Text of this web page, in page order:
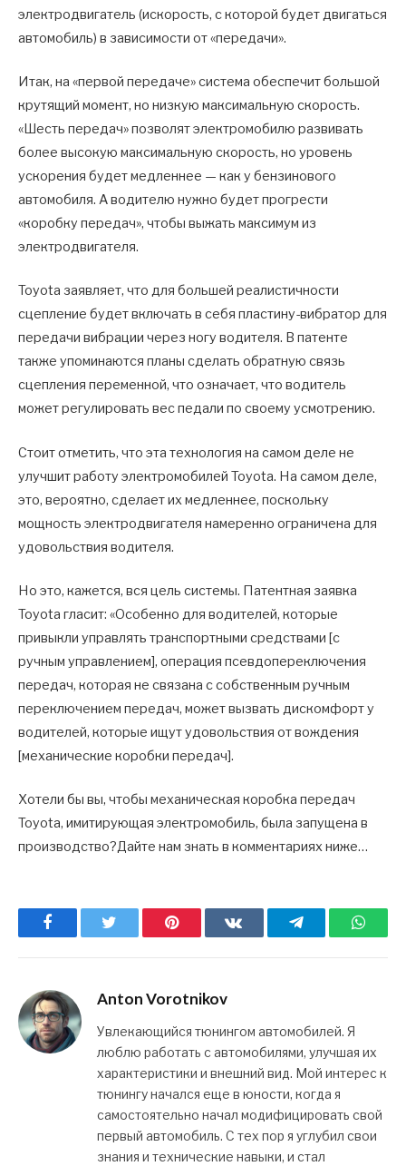
электродвигатель (искорость, с которой будет двигаться
автомобиль) в зависимости от «передачи».
Итак, на «первой передаче» система обеспечит большой
крутящий момент, но низкую максимальную скорость.
«Шесть передач» позволят электромобилю развивать
более высокую максимальную скорость, но уровень
ускорения будет медленнее — как у бензинового
автомобиля. А водителю нужно будет прогрести
«коробку передач», чтобы выжать максимум из
электродвигателя.
Toyota заявляет, что для большей реалистичности
сцепление будет включать в себя пластину-вибратор для
передачи вибрации через ногу водителя. В патенте
также упоминаются планы сделать обратную связь
сцепления переменной, что означает, что водитель
может регулировать вес педали по своему усмотрению.
Стоит отметить, что эта технология на самом деле не
улучшит работу электромобилей Toyota. На самом деле,
это, вероятно, сделает их медленнее, поскольку
мощность электродвигателя намеренно ограничена для
удовольствия водителя.
Но это, кажется, вся цель системы. Патентная заявка
Toyota гласит: «Особенно для водителей, которые
привыкли управлять транспортными средствами [с
ручным управлением], операция псевдопереключения
передач, которая не связана с собственным ручным
переключением передач, может вызвать дискомфорт у
водителей, которые ищут удовольствия от вождения
[механические коробки передач].
Хотели бы вы, чтобы механическая коробка передач
Toyota, имитирующая электромобиль, была запущена в
производство?Дайте нам знать в комментариях ниже…
Facebook Pinterest ВКонтактеTelegram
Anton Vorotnikov
Увлекающийся тюнингом автомобилей. Я
люблю работать с автомобилями, улучшая их
характеристики и внешний вид. Мой интерес к
тюнингу начался еще в юности, когда я
самостоятельно начал модифицировать свой
первый автомобиль. С тех пор я углубил свои
знания и технические навыки, и стал